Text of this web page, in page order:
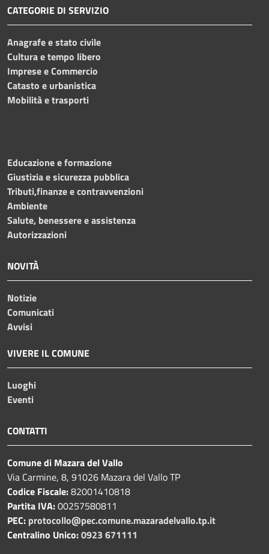
CATEGORIE DI SERVIZIO
Anagrafe e stato civile
Cultura e tempo libero
Imprese e Commercio
Catasto e urbanistica
Mobilità e trasporti
Educazione e formazione
Giustizia e sicurezza pubblica
Tributi,finanze e contravvenzioni
Ambiente
Salute, benessere e assistenza
Autorizzazioni
NOVITÀ
Notizie
Comunicati
Avvisi
VIVERE IL COMUNE
Luoghi
Eventi
CONTATTI
Comune di Mazara del Vallo
Via Carmine, 8, 91026 Mazara del Vallo TP
Codice Fiscale:82001410818
Partita IVA:00257580811
PEC: protocollo@pec.comune.mazaradelvallo.tp.it
Centralino Unico:0923 671111